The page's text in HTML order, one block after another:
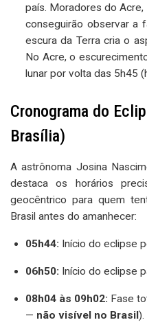
país. Moradores do
conseguirão observar a
escura da Terra cria o
No Acre, o
lunar por volta das 5h45
Cronograma do
Brasília)
A astrônoma Josina
destaca os horários
geocêntrico para quem
Brasil antes do amanhecer:
05h44: Início do eclipse
06h50: Início do eclipse
08h04 às 09h02: Fase
— não visível no Brasil).